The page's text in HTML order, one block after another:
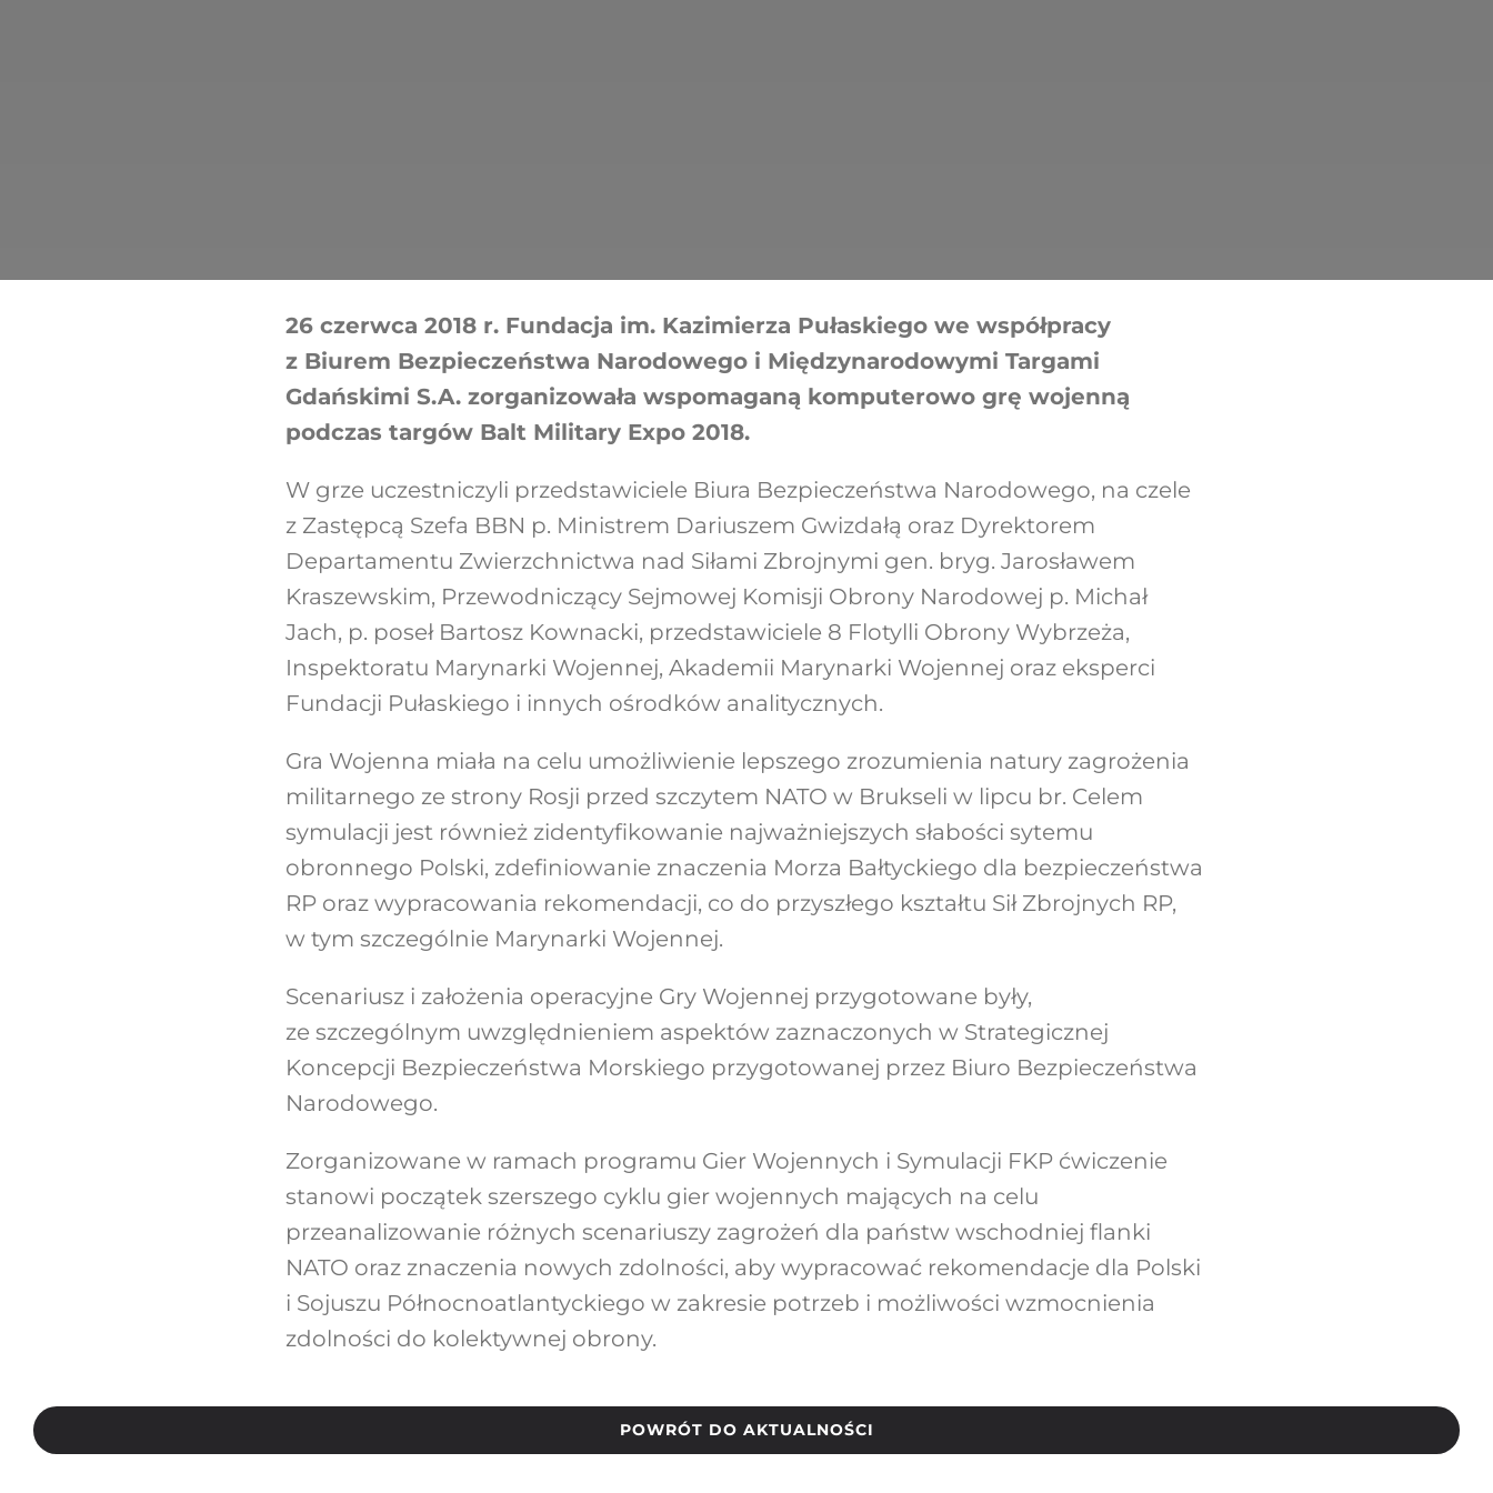
26 czerwca 2018 r. Fundacja im. Kazimierza Pułaskiego we współpracy
z Biurem Bezpieczeństwa Narodowego i Międzynarodowymi Targami
Gdańskimi S.A. zorganizowała wspomaganą komputerowo grę wojenną
podczas targów Balt Military Expo 2018.
W grze uczestniczyli przedstawiciele Biura Bezpieczeństwa Narodowego, na czele
z Zastępcą Szefa BBN p. Ministrem Dariuszem Gwizdałą oraz Dyrektorem
Departamentu Zwierzchnictwa nad Siłami Zbrojnymi gen. bryg. Jarosławem
Kraszewskim, Przewodniczący Sejmowej Komisji Obrony Narodowej p. Michał
Jach, p. poseł Bartosz Kownacki, przedstawiciele 8 Flotylli Obrony Wybrzeża,
Inspektoratu Marynarki Wojennej, Akademii Marynarki Wojennej oraz eksperci
Fundacji Pułaskiego i innych ośrodków analitycznych.
Gra Wojenna miała na celu umożliwienie lepszego zrozumienia natury zagrożenia
militarnego ze strony Rosji przed szczytem NATO w Brukseli w lipcu br. Celem
symulacji jest również zidentyfikowanie najważniejszych słabości sytemu
obronnego Polski, zdefiniowanie znaczenia Morza Bałtyckiego dla bezpieczeństwa
RP oraz wypracowania rekomendacji, co do przyszłego kształtu Sił Zbrojnych RP,
w tym szczególnie Marynarki Wojennej.
Scenariusz i założenia operacyjne Gry Wojennej przygotowane były,
ze szczególnym uwzględnieniem aspektów zaznaczonych w Strategicznej
Koncepcji Bezpieczeństwa Morskiego przygotowanej przez Biuro Bezpieczeństwa
Narodowego.
Zorganizowane w ramach programu Gier Wojennych i Symulacji FKP ćwiczenie
stanowi początek szerszego cyklu gier wojennych mających na celu
przeanalizowanie różnych scenariuszy zagrożeń dla państw wschodniej flanki
NATO oraz znaczenia nowych zdolności, aby wypracować rekomendacje dla Polski
i Sojuszu Północnoatlantyckiego w zakresie potrzeb i możliwości wzmocnienia
zdolności do kolektywnej obrony.
POWRÓT DO AKTUALNOŚCI